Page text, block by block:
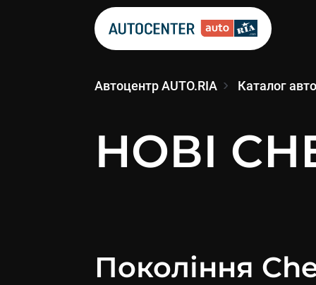
Автоцентр AUTO.RIA Каталог
НОВІ
Покоління